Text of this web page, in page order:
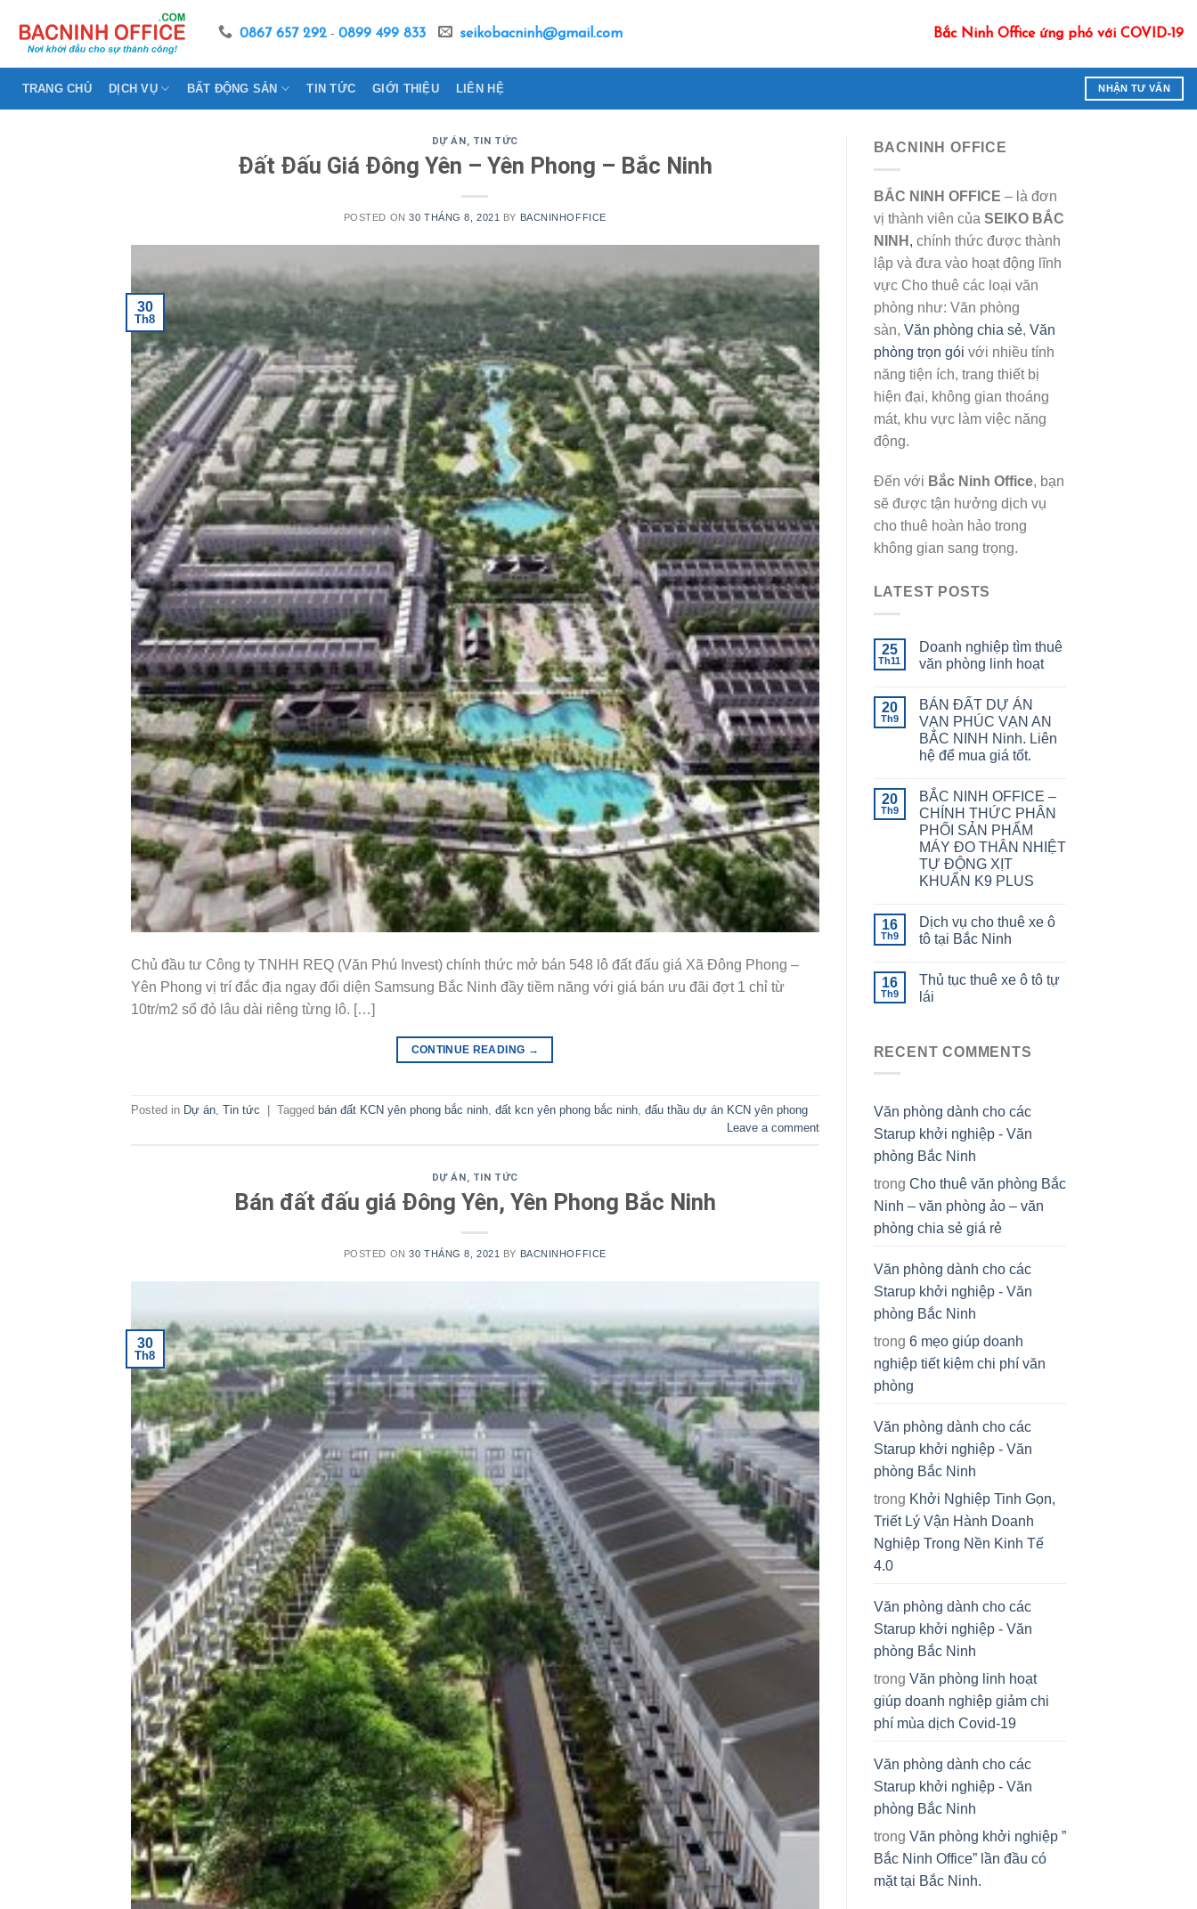
content
0867 657 292 - 0899 499 833 seikobacninh@gmail.com Bắc Ninh Office ứng phó với COVID-19
TRANG CHỦ DỊCH VỤ BẤT ĐỘNG SẢN TIN TỨC GIỚI THIỆU LIÊN HỆ NHẬN TƯ VẤN
DỰ ÁN, TIN TỨC
Đất Đấu Giá Đông Yên – Yên Phong – Bắc Ninh
POSTED ON30 THÁNG 8, 2021 BY BACNINHOFFICE
30
Th8
Chủ đầu tư Công ty TNHH REQ (Văn Phú Invest) chính thức mở bán 548 lô đất đấu giá Xã Đông Phong –
Yên Phong vị trí đắc địa ngay đối diện Samsung Bắc Ninh đầy tiềm năng với giá bán ưu đãi đợt 1 chỉ từ
10tr/m2 sổ đỏ lâu dài riêng từng lô. […]
CONTINUE READING →
Posted in Dự án, Tin tức Tagged bán đất KCN yên phong bắc ninh, đất kcn yên phong bắc ninh, đấu thầu dự án KCN yên phong
Leave a comment
DỰ ÁN , TIN TỨC
Bán đất đấu giá Đông Yên, Yên Phong Bắc Ninh
POSTED ON30 THÁNG 8, 2021 BY BACNINHOFFICE
30
Th8
BACNINH OFFICE
BẮC NINH OFFICE – là đơn
vị thành viên của SEIKO BẮC
NINH , chính thức được thành
lập và đưa vào hoạt động lĩnh
vực Cho thuê các loại văn
phòng như: Văn phòng
sàn, Văn phòng chia sẻ, Văn
phòng trọn gói với nhiều tính
năng tiện ích, trang thiết bị
hiện đại, không gian thoáng
mát, khu vực làm việc năng
động.
Đến với Bắc Ninh Office, bạn
sẽ được tận hưởng dịch vụ
cho thuê hoàn hảo trong
không gian sang trọng.
LATEST POSTS
25
Th11
Doanh nghiệp tìm thuê
văn phòng linh hoạt
20
Th9
BÁN ĐẤT DỰ ÁN
VẠN PHÚC VẠN AN
BẮC NINH Ninh. Liên
hệ để mua giá tốt.
20
Th9
BẮC NINH OFFICE –
CHÍNH THỨC PHÂN
PHỐI SẢN PHẨM
MÁY ĐO THÂN NHIỆT
TỰ ĐỘNG XỊT
KHUẨN K9 PLUS
16
Th9
Dịch vụ cho thuê xe ô
tô tại Bắc Ninh
16
Th9
Thủ tục thuê xe ô tô tự
lái
RECENT COMMENTS
Văn phòng dành cho các
Starup khởi nghiệp - Văn
phòng Bắc Ninh
trong Cho thuê văn phòng Bắc
Ninh – văn phòng ảo – văn
phòng chia sẻ giá rẻ
Văn phòng dành cho các
Starup khởi nghiệp - Văn
phòng Bắc Ninh
trong 6 mẹo giúp doanh
nghiệp tiết kiệm chi phí văn
phòng
Văn phòng dành cho các
Starup khởi nghiệp - Văn
phòng Bắc Ninh
trong Khởi Nghiệp Tinh Gọn,
Triết Lý Vận Hành Doanh
Nghiệp Trong Nền Kinh Tế
4.0
Văn phòng dành cho các
Starup khởi nghiệp - Văn
phòng Bắc Ninh
trong Văn phòng linh hoạt
giúp doanh nghiệp giảm chi
phí mùa dịch Covid-19
Văn phòng dành cho các
Starup khởi nghiệp - Văn
phòng Bắc Ninh
trong Văn phòng khởi nghiệp ”
Bắc Ninh Office” lần đầu có
mặt tại Bắc Ninh.